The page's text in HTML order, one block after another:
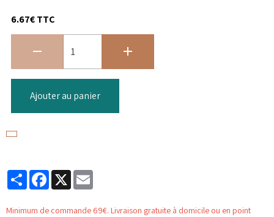
6.67€ TTC
Ajouter au panier
PartagerFacebook
X
Minimum de commande 69€. Livraison gratuite à domicile ou en point